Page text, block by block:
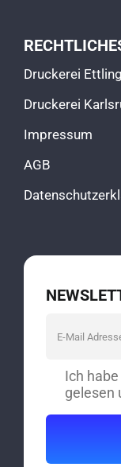
Druckerei
Druckerei
Impressum
AGB
Ich
gelesen